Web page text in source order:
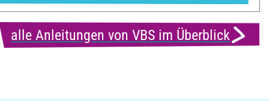
alle Anleitungen von VBS im Überblick